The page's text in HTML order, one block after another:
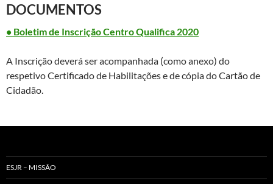
DOCUMENTOS
• Boletim de Inscrição Centro Qualifica 2020
A Inscrição deverá ser acompanhada (como anexo) do
respetivo Certificado de Habilitações e de cópia do Cartão de
Cidadão.
ESJR – MISSÃO